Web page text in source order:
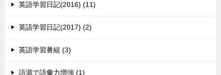
英語学習日記(2016) (11)
英語学習日記(2017) (2)
英語学習番組 (3)
語源で語彙力増強 (1)